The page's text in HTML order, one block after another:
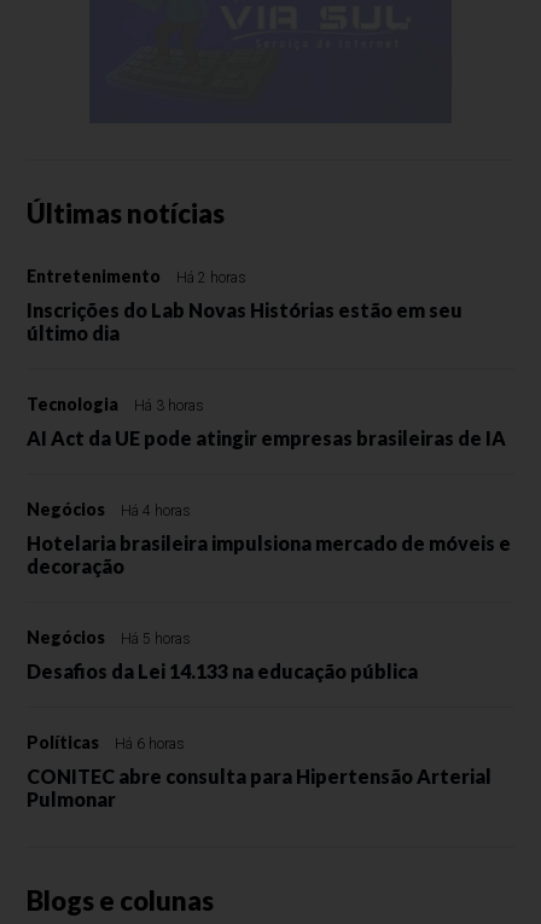
Últimas notícias
Entretenimento Há 2 horas
Inscrições do Lab Novas Histórias estão em seu
último dia
Tecnologia Há 3 horas
AI Act da UE pode atingir empresas brasileiras de IA
Negócios Há 4 horas
Hotelaria brasileira impulsiona mercado de móveis e
decoração
Negócios Há 5 horas
Desafios da Lei 14.133 na educação pública
Políticas Há 6 horas
CONITEC abre consulta para Hipertensão Arterial
Pulmonar
Blogs e colunas